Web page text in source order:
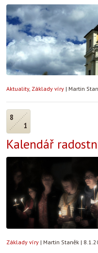
Aktuality, Základy víry | Martin
8
1
Kalendář
Základy víry | Martin Staněk |